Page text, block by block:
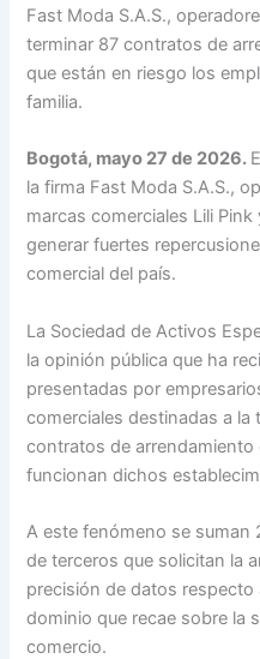
Fast Moda S.A.S.,
terminar 87 contratos de
que están en riesgo los
familia.
Bogotá, mayo 27 de 2026.
la firma Fast Moda S.A.S.,
marcas comerciales Lili
generar fuertes
comercial del país.
La Sociedad de Activos
la opinión pública que ha
presentadas por
comerciales destinadas a la
contratos de
funcionan dichos
A este fenómeno se suman
de terceros que solicitan la
precisión de datos
dominio que recae sobre la
comercio.